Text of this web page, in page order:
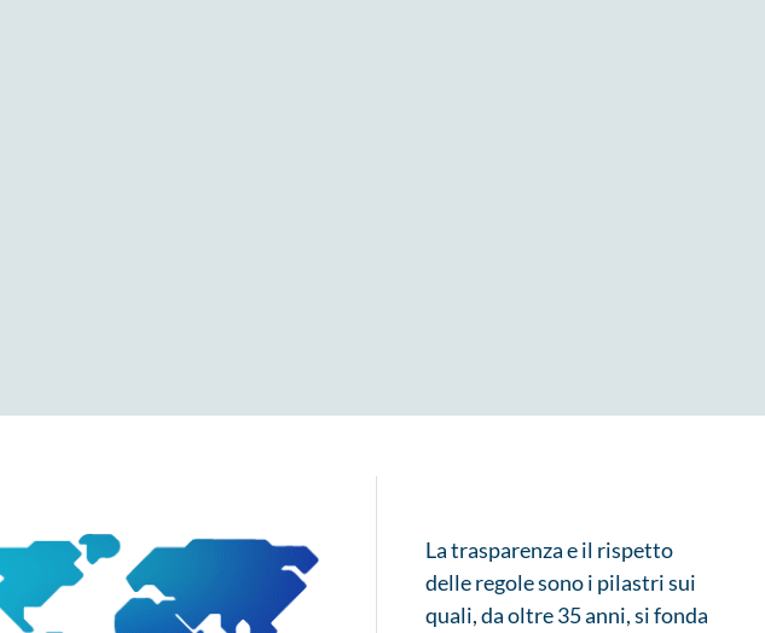
La trasparenza e il rispetto
delle regole sono i pilastri sui
quali, da oltre 35 anni, si fonda